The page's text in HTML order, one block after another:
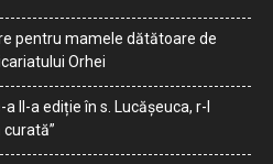
pentru mamele dătătoare de
Orhei
II-a ediție în s. Lucășeuca, r-l
curată”